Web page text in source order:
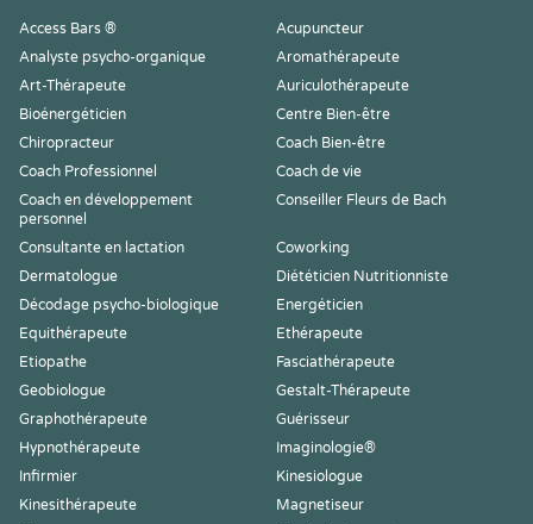
Access Bars ®
Acupuncteur
Analyste psycho-organique
Aromathérapeute
Art-Thérapeute
Auriculothérapeute
Bioénergéticien
Centre Bien-être
Chiropracteur
Coach Bien-être
Coach Professionnel
Coach de vie
Coach en développement
personnel
Conseiller Fleurs de Bach
Consultante en lactation
Coworking
Dermatologue
Diététicien Nutritionniste
Décodage psycho-biologique
Energéticien
Equithérapeute
Ethérapeute
Etiopathe
Fasciathérapeute
Geobiologue
Gestalt-Thérapeute
Graphothérapeute
Guérisseur
Hypnothérapeute
Imaginologie®
Infirmier
Kinesiologue
Kinesithérapeute
Magnetiseur